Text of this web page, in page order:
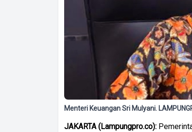
Menteri Keuangan Sri Mulyani.
JAKARTA (Lampungpro.co):